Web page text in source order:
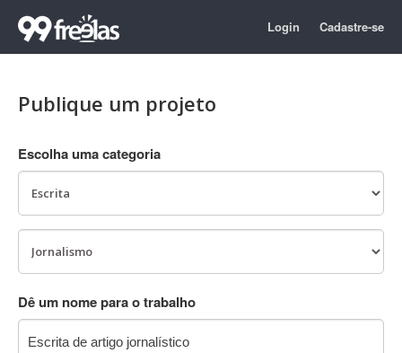
Login Cadastre-se
Publique um projeto
Escolha uma categoria
Dê um nome para o trabalho